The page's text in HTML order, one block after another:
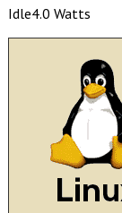
Idle4.0 Watts